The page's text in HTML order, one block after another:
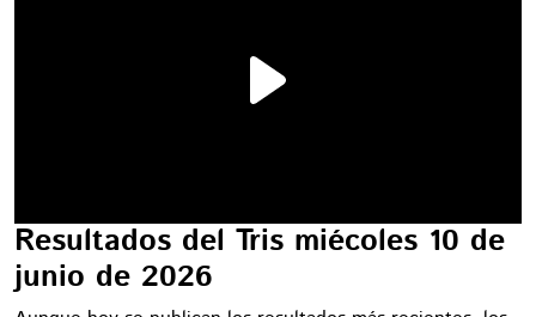
Resultados del Tris miécoles 10 de
junio de 2026